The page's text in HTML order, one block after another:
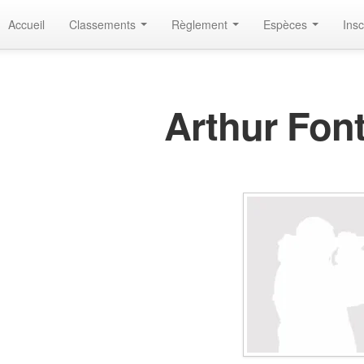
Accueil Classements Règlement Espèces
Arthur